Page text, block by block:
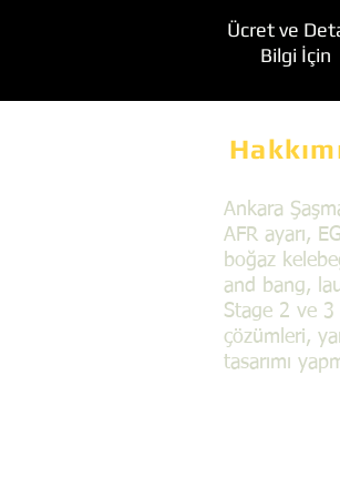
Ücret ve
Bilgi İçin
Ankara
AFR ayarı,
boğaz
and bang,
Stage 2 ve
çözümleri,
tasarımı